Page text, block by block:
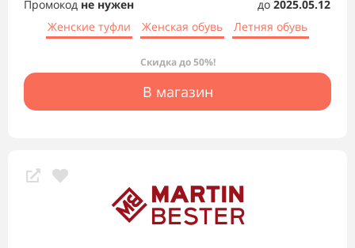
Промокод не нужен до 2025.05.12
Женские туфли
Женская обувь Летняя обувь
Скидка до 50%!
В магазин